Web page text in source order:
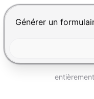
ESSAYER
Appuyez sur